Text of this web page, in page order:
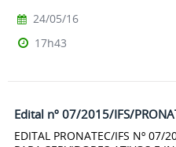
24/05/16
17h43
Edital nº 07/2015/IFS/
EDITAL PRONATEC/IFS Nº 07/